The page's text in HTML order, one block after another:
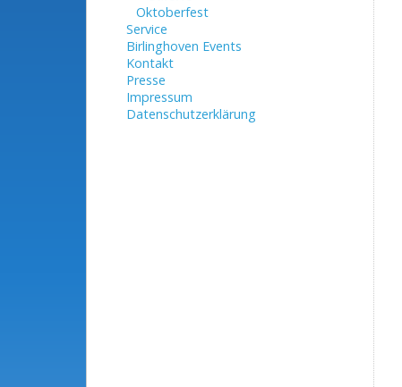
Oktoberfest
Service
Birlinghoven Events
Kontakt
Presse
Impressum
Datenschutzerklärung